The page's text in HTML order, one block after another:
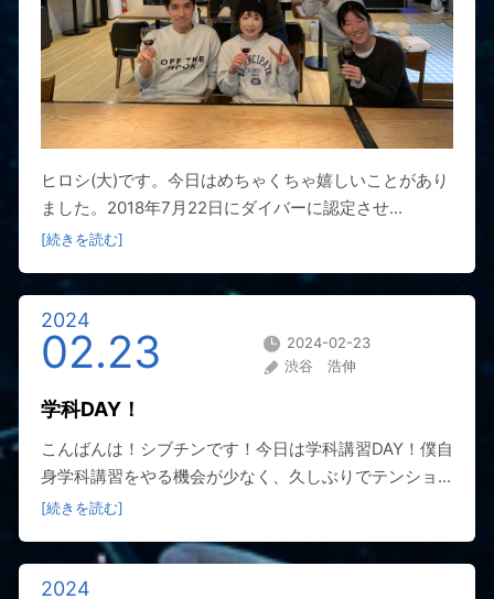
ヒロシ(大)です。今日はめちゃくちゃ嬉しいことがあり
ました。2018年7月22日にダイバーに認定させ...
[続きを読む]
2024
02.23
2024-02-23
渋谷 浩伸
学科DAY！
こんばんは！シブチンです！今日は学科講習DAY！僕自
身学科講習をやる機会が少なく、久しぶりでテンショ...
[続きを読む]
2024